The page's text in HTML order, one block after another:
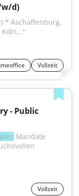
d)
* Aschaffenburg,
Vollzeit
- Public
Mandate
Vollzeit